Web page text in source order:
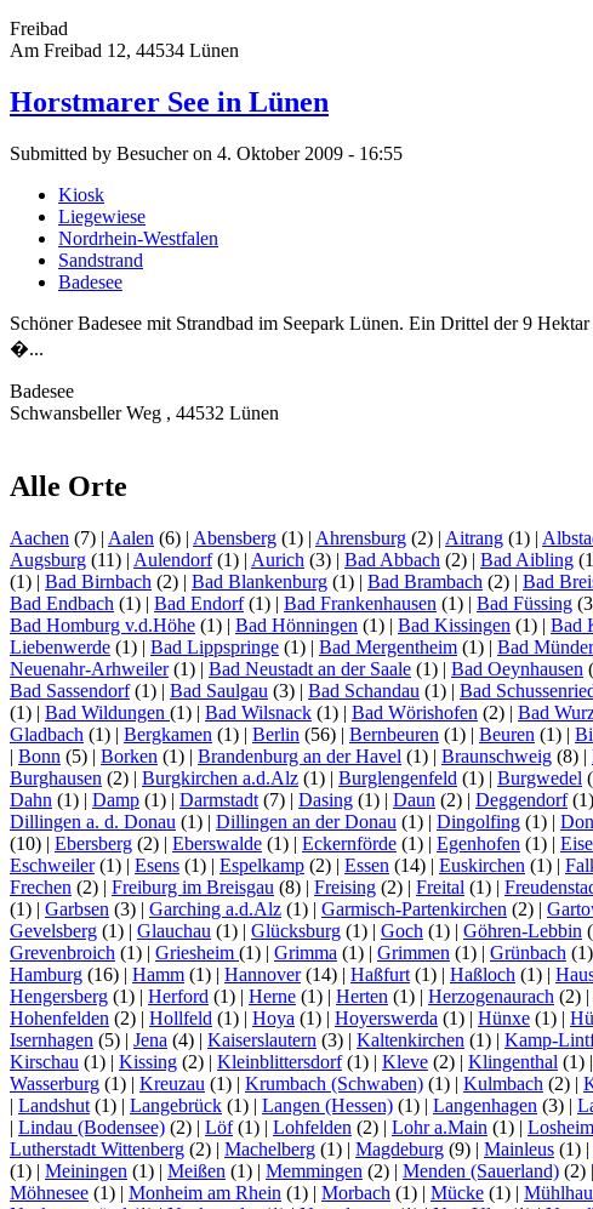
Freibad
Am Freibad 12, 44534 Lünen
Horstmarer See in Lünen
Submitted by Besucher on 4. Oktober 2009 - 16:55
Kiosk
Liegewiese
Nordrhein-Westfalen
Sandstrand
Badesee
Schöner Badesee mit Strandbad im Seepark Lünen. Ein Drittel der 9
�...
Badesee
Schwansbeller Weg , 44532 Lünen
Alle Orte
Aachen (7) | Aalen (6) | Abensberg (1) | Ahrensburg (2) | Aitrang (1) |
Augsburg (11) | Aulendorf(1) | Aurich (3) | Bad Abbach (2) | Bad Aibling
(1) | Bad Birnbach (2) | Bad Blankenburg (1) | Bad Brambach (2) | Bad
Bad Endbach (1) | Bad Endorf(1) | Bad Frankenhausen (1) | Bad Füssing
Bad Homburg v.d.Höhe (1) | Bad Hönningen (1) | Bad Kissingen (1) | Bad
Liebenwerde (1) | Bad Lippspringe (1) | Bad Mergentheim (1) | Bad Münder
Neuenahr-Arhweiler(1) | Bad Neustadt an der Saale (1) | Bad Oeynhausen
Bad Sassendorf(1) | Bad Saulgau (3) | Bad Schandau (1) | Bad
(1) | Bad Wildungen (1) | Bad Wilsnack (1) | Bad Wörishofen (2) | Bad
Gladbach (1) | Bergkamen (1) | Berlin (56) | Bernbeuren (1) | Beuren (1) |
| Bonn (5) | Borken (1) | Brandenburg an der Havel (1) | Braunschweig (8) |
Burghausen (2) | Burgkirchen a.d.Alz (1) | Burglengenfeld (1) | Burgwedel
Dahn (1) | Damp (1) | Darmstadt (7) | Dasing (1) | Daun (2) | Deggendorf(1)
Dillingen a. d. Donau (1) | Dillingen an der Donau (1) | Dingolfing (1) |
(10) | Ebersberg (2) | Eberswalde (1) | Eckernförde (1) | Egenhofen (1) |
Eschweiler(1) | Esens (1) | Espelkamp (2) | Essen (14) | Euskirchen (1) |
Frechen (2) | Freiburg im Breisgau (8) | Freising (2) | Freital (1) |
(1) | Garbsen (3) | Garching a.d.Alz (1) | Garmisch-Partenkirchen (2) |
Gevelsberg (1) | Glauchau (1) | Glücksburg (1) | Goch (1) | Göhren-Lebbin
Grevenbroich (1) | Griesheim (1) | Grimma (1) | Grimmen (1) | Grünbach (1)
Hamburg (16) | Hamm (1) | Hannover(14) | Haßfurt (1) | Haßloch (1) |
Hengersberg (1) | Herford (1) | Herne (1) | Herten (1) | Herzogenaurach (2) |
Hohenfelden (2) | Hollfeld (1) | Hoya (1) | Hoyerswerda (1) | Hünxe (1) |
Isernhagen (5) | Jena (4) | Kaiserslautern (3) | Kaltenkirchen (1) | Kamp-
Kirschau (1) | Kissing (2) | Kleinblittersdorf(1) | Kleve (2) | Klingenthal (1) |
Wasserburg (1) | Kreuzau (1) | Krumbach (Schwaben) (1) | Kulmbach (2) |
| Landshut (1) | Langebrück (1) | Langen (Hessen) (1) | Langenhagen (3) |
| Lindau (Bodensee) (2) | Löf(1) | Lohfelden (2) | Lohr a.Main (1) |
Lutherstadt Wittenberg (2) | Machelberg (1) | Magdeburg (9) | Mainleus (1) |
(1) | Meiningen (1) | Meißen (1) | Memmingen (2) | Menden (Sauerland) (2) |
Möhnesee (1) | Monheim am Rhein (1) | Morbach (1) | Mücke (1) |